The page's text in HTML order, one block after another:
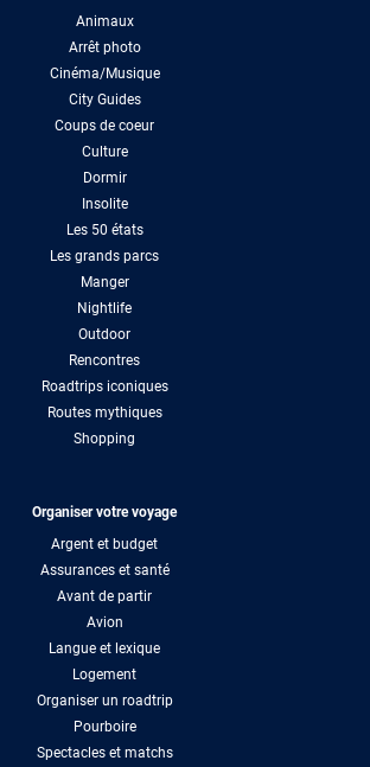
Animaux
Arrêt photo
Cinéma/Musique
City Guides
Coups de coeur
Culture
Dormir
Insolite
Les 50 états
Les grands parcs
Manger
Nightlife
Outdoor
Rencontres
Roadtrips iconiques
Routes mythiques
Shopping
Organiser votre voyage
Argent et budget
Assurances et santé
Avant de partir
Avion
Langue et lexique
Logement
Organiser un roadtrip
Pourboire
Spectacles et matchs